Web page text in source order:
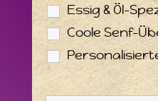
Essig & Öl-
Coole Senf-